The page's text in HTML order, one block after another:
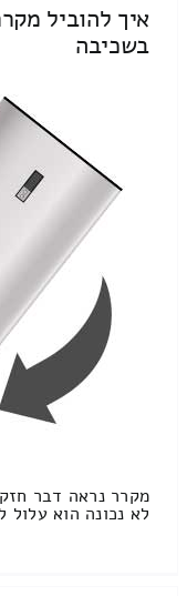
איך להוביל
בשכיבה
מקרר נראה דבר
לא נכונה הוא